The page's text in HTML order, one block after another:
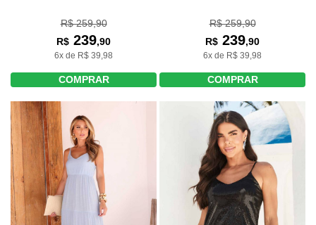
R$ 259,90
R$ 239,90
6x de R$ 39,98
COMPRAR
R$ 259,90
R$ 239,90
6x de R$ 39,98
COMPRAR